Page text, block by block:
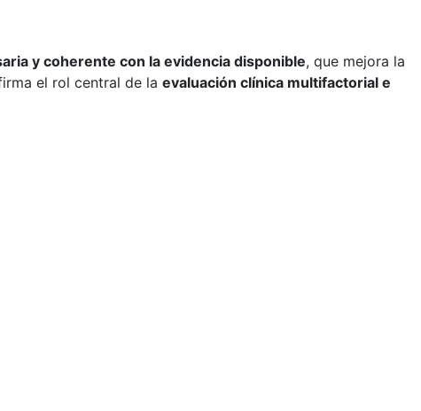
y coherente con la evidencia disponible, que mejora la
el rol central de la evaluación clínica multifactorial e